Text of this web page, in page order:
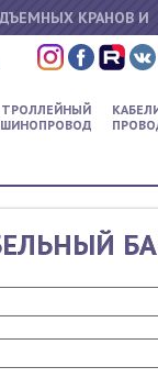
КРАНОВ И
ТРОЛЛЕЙНЫЙ
ШИНОПРОВОД